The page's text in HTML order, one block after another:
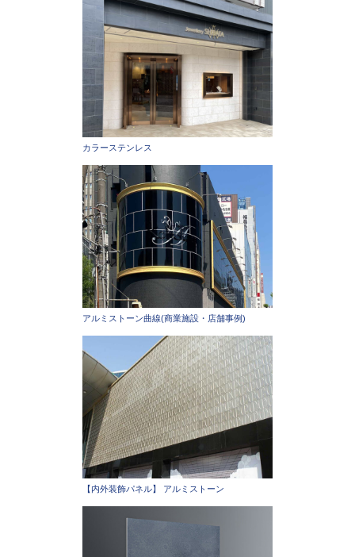
カラーステンレス
アルミストーン曲線(商業施設・店舗事例)
【内外装飾パネル】 アルミストーン